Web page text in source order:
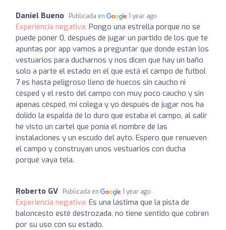
Daniel Bueno Publicada en 1 year ago
Experiencia negativa: Pongo una estrella porque no se
puede poner 0, después de jugar un partido de los que te
apuntas por app vamos a preguntar que donde están los
vestuarios para ducharnos y nos dicen que hay un baño
solo a parte el estado en el que está el campo de futbol
7 es hasta peligroso lleno de huecos sin caucho ni
césped y el resto del campo con muy poco caucho y sin
apenas césped, mi colega y yo después de jugar nos ha
dolido la espalda de lo duro que estaba el campo, al salir
he visto un cartel que ponía el nombre de las
instalaciones y un escudo del ayto. Espero que renueven
el campo y construyan unos vestuarios con ducha
porqué vaya tela.
Roberto GV Publicada en 1 year ago
Experiencia negativa: Es una lástima que la pista de
baloncesto esté destrozada, no tiene sentido que cobren
por su uso con su estado.